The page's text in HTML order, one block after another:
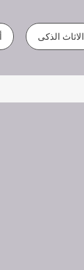
الاثاث الذكى